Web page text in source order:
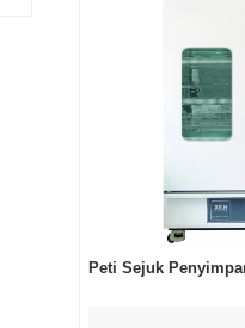
Peti Sejuk